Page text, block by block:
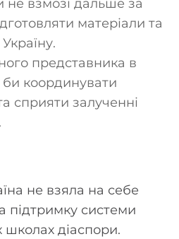
не взмозі дальше за
матеріали та
представника в
би координувати
сприяти залученні
не взяла на себе
підтримку системи
діаспори.